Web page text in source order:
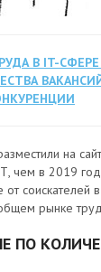
В IT-СФЕРЕ
на
чем в 2019
соискателей
рынке
ПО